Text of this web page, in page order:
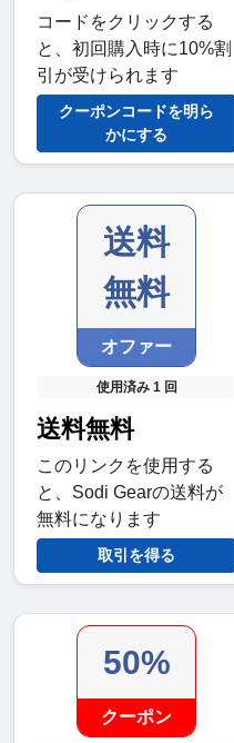
コードをクリックする
と、初回購入時に10%割
引が受けられます
クーポンコードを明ら
かにする
送料
無料
オファー
使用済み 1 回
送料無料
このリンクを使用する
と、Sodi Gearの送料が
無料になります
取引を得る
50%
クーポン